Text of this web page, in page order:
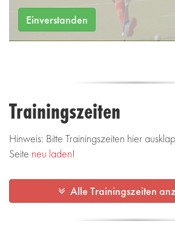
Einverstanden
Trainingszeiten
Hinweis: Bitte Trainingszeiten hier
Seite neu laden!
Alle Trainingszeiten